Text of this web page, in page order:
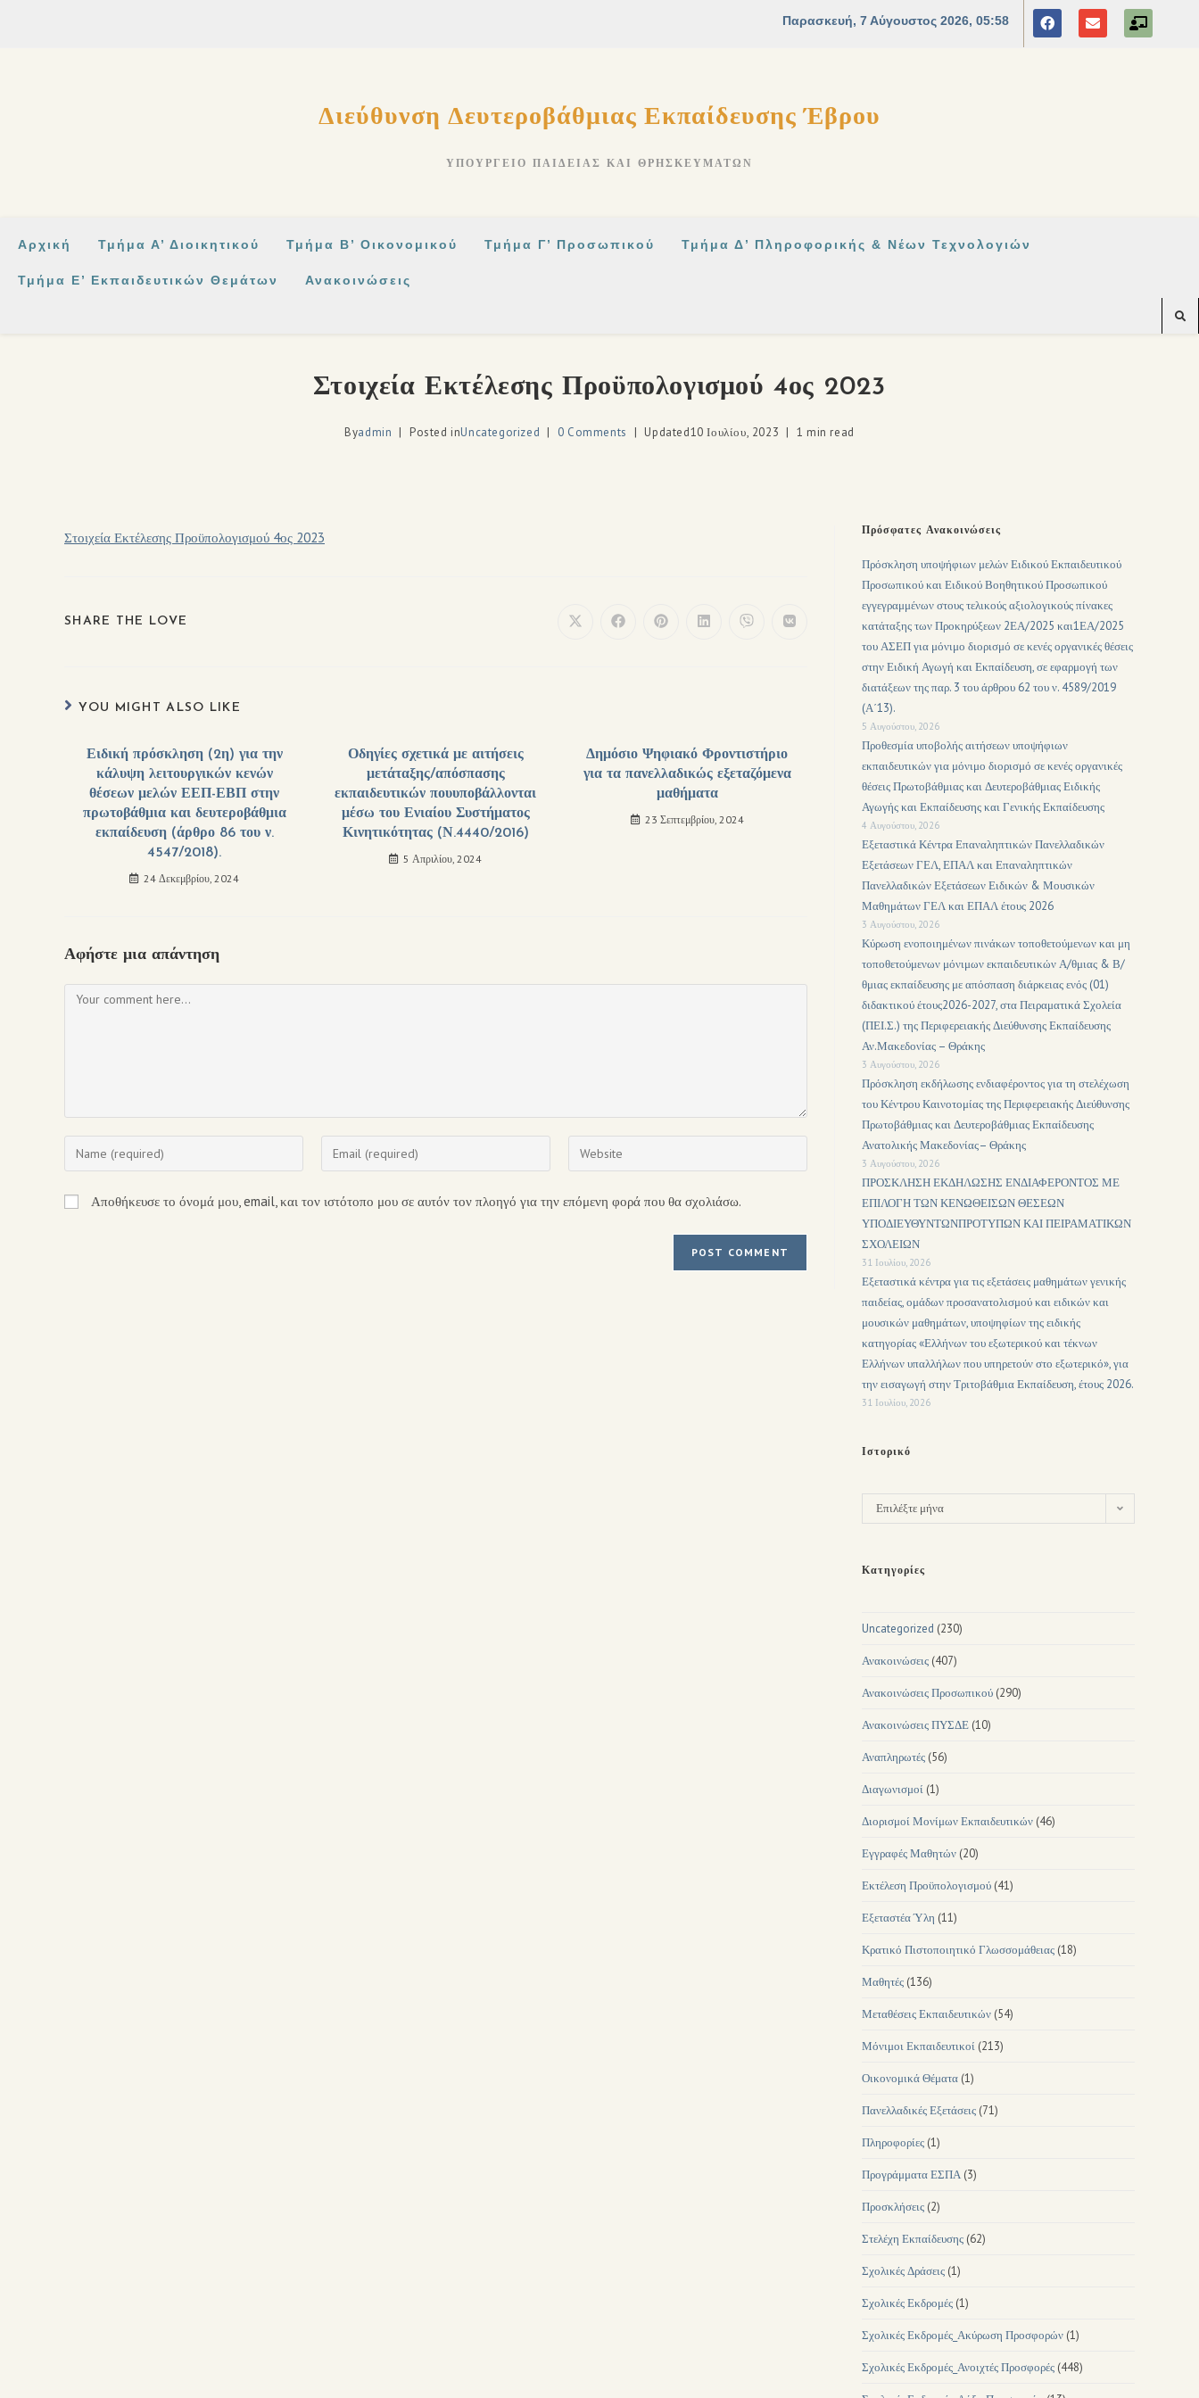
Διεύθυνση Δευτεροβάθμιας Εκπαίδευσης Έβρου
ΥΠΟΥΡΓΕΊΟ ΠΑΙΔΕΊΑΣ ΚΑΙ ΘΡΗΣΚΕΥΜΆΤΩΝ
Αρχική Τμήμα Α’ Διοικητικού Τμήμα Β’ Οικονομικού Τμήμα Γ’ Προσωπικού Τμήμα Δ’ Πληροφορικής & Νέων Τεχνολογιών
Τμήμα Ε’ Εκπαιδευτικών Θεμάτων Ανακοινώσεις
Στοιχεία Εκτέλεσης Προϋπολογισμού 4ος 2023
Byadmin Posted inUncategorized 0 Comments Updated10 Ιουλίου, 2023 1 min read
Στοιχεία Εκτέλεσης Προϋπολογισμού 4ος 2023
SHARE THE LOVE
YOU MIGHT ALSO LIKE
Ειδική πρόσκληση (2η) για την
κάλυψη λειτουργικών κενών
θέσεων μελών ΕΕΠ-ΕΒΠ στην
πρωτοβάθμια και δευτεροβάθμια
εκπαίδευση (άρθρο 86 του ν.
4547/2018).
24 Δεκεμβρίου, 2024
Οδηγίες σχετικά με αιτήσεις
μετάταξης/απόσπασης
εκπαιδευτικών πουυποβάλλονται
μέσω του Ενιαίου Συστήματος
Κινητικότητας (Ν.4440/2016)
5 Απριλίου, 2024
Δημόσιο Ψηφιακό Φροντιστήριο
για τα πανελλαδικώς εξεταζόμενα
μαθήματα
23 Σεπτεμβρίου, 2024
Αφήστε μια απάντηση
Αποθήκευσε το όνομά μου, email, και τον ιστότοπο μου σε αυτόν τον πλοηγό για την επόμενη φορά που θα σχολιάσω.
Πρόσφατες Ανακοινώσεις
Πρόσκληση υποψήφιων μελών Ειδικού Εκπαιδευτικού
Προσωπικού και Ειδικού Βοηθητικού Προσωπικού
εγγεγραμμένων στους τελικούς αξιολογικούς πίνακες
κατάταξης των Προκηρύξεων 2ΕΑ/2025 και1ΕΑ/2025
του ΑΣΕΠ για μόνιμο διορισμό σε κενές οργανικές θέσεις
στην Ειδική Αγωγή και Εκπαίδευση, σε εφαρμογή των
διατάξεων της παρ. 3 του άρθρου 62 του ν. 4589/2019
(Α΄13).
5 Αυγούστου, 2026
Προθεσμία υποβολής αιτήσεων υποψήφιων
εκπαιδευτικών για μόνιμο διορισμό σε κενές οργανικές
θέσεις Πρωτοβάθμιας και Δευτεροβάθμιας Ειδικής
Αγωγής και Εκπαίδευσης και Γενικής Εκπαίδευσης
4 Αυγούστου, 2026
Εξεταστικά Κέντρα Επαναληπτικών Πανελλαδικών
Εξετάσεων ΓΕΛ, ΕΠΑΛ και Επαναληπτικών
Πανελλαδικών Εξετάσεων Ειδικών & Μουσικών
Μαθημάτων ΓΕΛ και ΕΠΑΛ έτους 2026
3 Αυγούστου, 2026
Κύρωση ενοποιημένων πινάκων τοποθετούμενων και μη
τοποθετούμενων μόνιμων εκπαιδευτικών Α/θμιας & Β/
θμιας εκπαίδευσης με απόσπαση διάρκειας ενός (01)
διδακτικού έτους2026-2027, στα Πειραματικά Σχολεία
(ΠΕΙ.Σ.) της Περιφερειακής Διεύθυνσης Εκπαίδευσης
Αν.Μακεδονίας – Θράκης
3 Αυγούστου, 2026
Πρόσκληση εκδήλωσης ενδιαφέροντος για τη στελέχωση
του Κέντρου Καινοτομίας της Περιφερειακής Διεύθυνσης
Πρωτοβάθμιας και Δευτεροβάθμιας Εκπαίδευσης
Ανατολικής Μακεδονίας– Θράκης
3 Αυγούστου, 2026
ΠΡΟΣΚΛΗΣΗ ΕΚΔΗΛΩΣΗΣ ΕΝΔΙΑΦΕΡΟΝΤΟΣ ΜΕ
ΕΠΙΛΟΓΗ ΤΩΝ ΚΕΝΩΘΕΙΣΩΝ ΘΕΣΕΩΝ
ΥΠΟΔΙΕΥΘΥΝΤΩΝΠΡΟΤΥΠΩΝ ΚΑΙ ΠΕΙΡΑΜΑΤΙΚΩΝ
ΣΧΟΛΕΙΩΝ
31 Ιουλίου, 2026
Εξεταστικά κέντρα για τις εξετάσεις μαθημάτων γενικής
παιδείας, ομάδων προσανατολισμού και ειδικών και
μουσικών μαθημάτων, υποψηφίων της ειδικής
κατηγορίας «Ελλήνων του εξωτερικού και τέκνων
Ελλήνων υπαλλήλων που υπηρετούν στο εξωτερικό», για
την εισαγωγή στην Τριτοβάθμια Εκπαίδευση, έτους 2026.
31 Ιουλίου, 2026
Ιστορικό
Επιλέξτε μήνα
Κατηγορίες
Uncategorized (230)
Ανακοινώσεις (407)
Ανακοινώσεις Προσωπικού (290)
Ανακοινώσεις ΠΥΣΔΕ (10)
Αναπληρωτές (56)
Διαγωνισμοί (1)
Διορισμοί Μονίμων Εκπαιδευτικών (46)
Εγγραφές Μαθητών (20)
Εκτέλεση Προϋπολογισμού (41)
Εξεταστέα Ύλη (11)
Κρατικό Πιστοποιητικό Γλωσσομάθειας (18)
Μαθητές (136)
Μεταθέσεις Εκπαιδευτικών (54)
Μόνιμοι Εκπαιδευτικοί (213)
Οικονομικά Θέματα (1)
Πανελλαδικές Εξετάσεις (71)
Πληροφορίες (1)
Προγράμματα ΕΣΠΑ (3)
Προσκλήσεις (2)
Στελέχη Εκπαίδευσης (62)
Σχολικές Δράσεις (1)
Σχολικές Εκδρομές (1)
Σχολικές Εκδρομές_Ακύρωση Προσφορών (1)
Σχολικές Εκδρομές_Ανοιχτές Προσφορές (448)